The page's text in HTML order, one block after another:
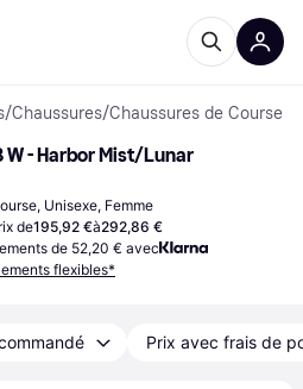
/Chaussures/Chaussures de Course
W - Harbor Mist/Lunar
Unisexe, Femme
de195,92 €à292,86 €
de 52,20 € avec
flexibles*
Prix avec frais de